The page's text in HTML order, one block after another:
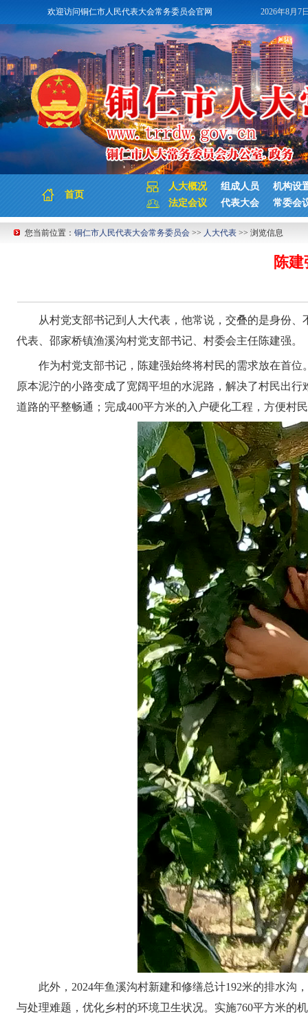
欢迎访问铜仁市人民代表大会常务委员会官网 2026年8月7
首页
人大概况 组成人员
机构设
法定会议
代表大会 常委会
您当前位置： 铜仁市人民代表大会常务委员会 >> 人大代表 >> 浏览信息
陈
从村党支部书记到人大代表，他常说，交叠的是身份
代表、邵家桥镇渔溪沟村党支部书记、村委会主任陈建强。
作为村党支部书记 ，陈建强始终将村民的需求放在首
原本泥泞的小路变成了宽阔平坦的水泥路，解决了村民出
道路的平整畅通；完成400平方米的入户硬化工程，方便村
此外，2024年鱼溪沟村新建和修缮总计192米的排水沟
与处理难题，优化乡村的环境卫生状况。实施760平方米的